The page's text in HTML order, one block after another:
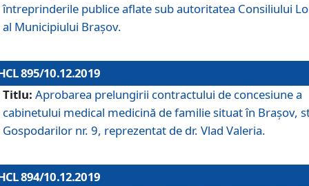
întreprinderile publice aflate sub autoritatea Consiliului
al Municipiului Brașov.
895/10.12.2019
Titlu: Aprobarea prelungirii contractului de concesiune a
cabinetului medical medicină de familie situat în Braşov,
Gospodarilor nr. 9, reprezentat de dr. Vlad Valeria.
894/10.12.2019